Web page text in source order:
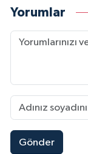
Yorumlar
Gönder